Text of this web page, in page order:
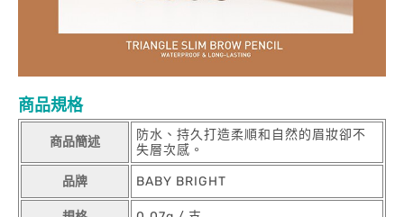
商品規格
商品簡述
防水、持久打造柔順和自然的眉妝卻不
失層次感。
品牌 BABY BRIGHT